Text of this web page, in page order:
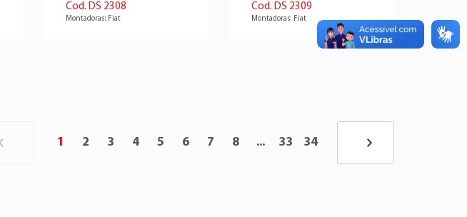
Cod. DS 2308
Montadoras: Fiat
Cod. DS 2309
Montadoras: Fiat
1 2 3 4 5 6 7 8 ... 33 34